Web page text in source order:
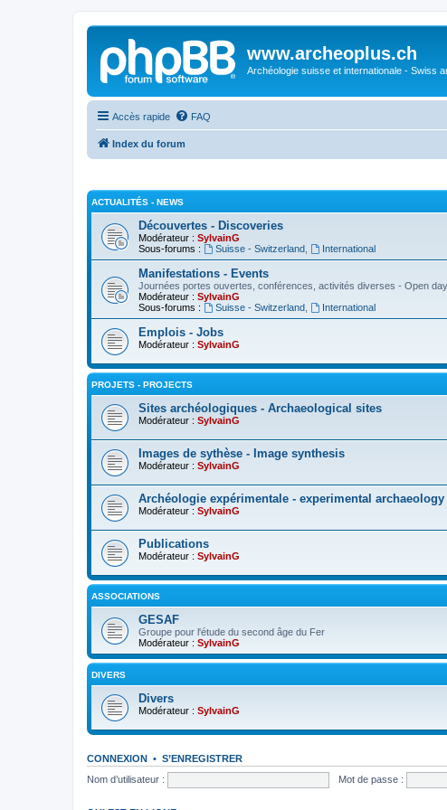
www.archeoplus.ch
Archéologie suisse et internationale - Swiss
Accès rapide FAQ
Index du forum
ACTUALITÉS - NEWS
Découvertes - Discoveries
Modérateur : SylvainG
Sous-forums :
Suisse - Switzerland, International
Manifestations - Events
Journées portes ouvertes, conférences, activités diverses - Open
Modérateur : SylvainG
Sous-forums :
Suisse - Switzerland, International
Emplois - Jobs
Modérateur : SylvainG
PROJETS - PROJECTS
Sites archéologiques - Archaeological sites
Modérateur : SylvainG
Images de sythèse - Image synthesis
Modérateur : SylvainG
Archéologie expérimentale - experimental archaeology
Modérateur : SylvainG
Publications
Modérateur : SylvainG
ASSOCIATIONS
GESAF
Groupe pour l'étude du second âge du Fer
Modérateur : SylvainG
DIVERS
Divers
Modérateur : SylvainG
CONNEXION • S’ENREGISTRER
Nom d’utilisateur :
Mot de passe :